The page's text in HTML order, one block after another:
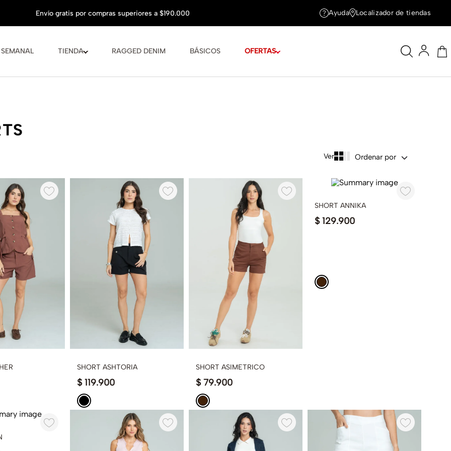
TIENDA RAGGED DENIM BÁSICOS OFERTAS
Ayuda Localizador de tiendas
Ordenar por
SHORT ASHTORIA
$ 119.900
SHORT ASIMETRICO
$ 79.900
SHORT ANNIKA
$ 129.900